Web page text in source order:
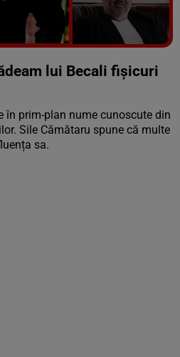
Vezi galeria foto
6 poze
lui Becali fișicuri
în prim-plan nume cunoscute din
Sile Cămătaru spune că multe
sa.